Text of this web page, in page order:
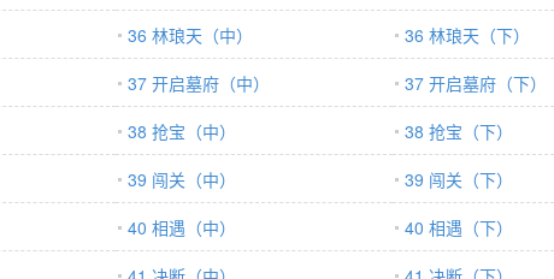
36 林琅天（中）
36 林琅天（下）
37 开启墓府（中）
37 开启墓府（下）
38 抢宝（中）
38 抢宝（下）
39 闯关（中）
39 闯关（下）
40 相遇（中）
40 相遇（下）